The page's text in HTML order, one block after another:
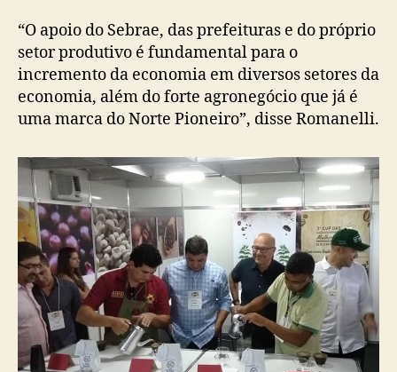
“O apoio do Sebrae, das prefeituras e do próprio
setor produtivo é fundamental para o
incremento da economia em diversos setores da
economia, além do forte agronegócio que já é
uma marca do Norte Pioneiro”, disse Romanelli.